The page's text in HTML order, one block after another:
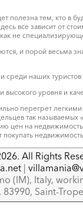
полезна тем, кто в
все зависит от
не
и порой весьма
среди наших
высокого уровня и
перегрет
так
цен на
All Rights
|
(IM), Italy,
83990, Saint-